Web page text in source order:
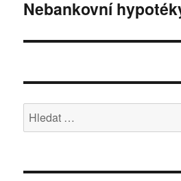
Následující
Nebankovní
Hledat: